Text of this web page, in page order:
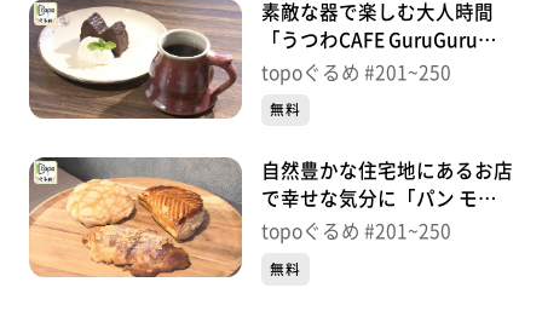
素敵な器で楽しむ大人時間
「うつわCAFE GuruGuru」
（太白区秋保町湯元木戸保）
topoぐるめ #201~250
無料
自然豊かな住宅地にあるお店
で幸せな気分に「パン モン
ターニュ」（青葉区錦ケ丘）
topoぐるめ #201~250
無料